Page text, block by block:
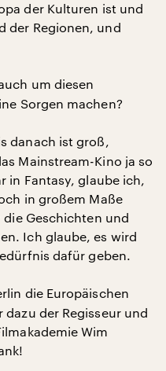
der Kulturen ist und
der Regionen, und
um diesen
Sorgen machen?
danach ist groß,
Mainstream-Kino ja so
in Fantasy, glaube ich,
in großem Maße
Geschichten und
Ich glaube, es wird
dafür geben.
die Europäischen
dazu der Regisseur und
Wim